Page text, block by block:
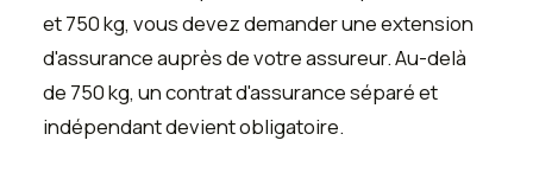
et 750 kg, vous devez demander une extension
d'assurance auprès de votre assureur. Au-delà
de 750 kg, un contrat d'assurance séparé et
indépendant devient obligatoire.